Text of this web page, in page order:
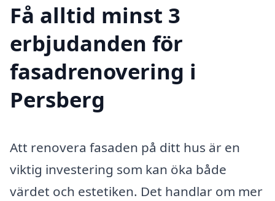
Få alltid minst 3
erbjudanden för
fasadrenovering i
Persberg
Att renovera fasaden på ditt hus är en
viktig investering som kan öka både
värdet och estetiken. Det handlar om mer